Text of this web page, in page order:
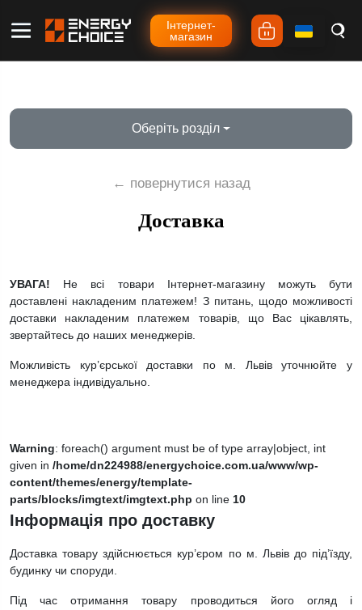
Iнтернет-
магазин
Оберіть розділ
← повернутися назад
Доставка
УВАГА! Не всі товари Інтернет-магазину можуть бути
доставлені накладеним платежем! З питань, щодо можливості
доставки накладеним платежем товарів, що Вас цікавлять,
звертайтесь до наших менеджерів.
Можливість кур’єрської доставки по м. Львів уточнюйте у
менеджера індивідуально.
Warning: foreach() argument must be of type array|object, int
given in /home/dn224988/energychoice.com.ua/www/wp-
content/themes/energy/template-
parts/blocks/imgtext/imgtext.php on line 10
Інформація про доставку
Доставка товару здійснюється кур’єром по м. Львів до під’їзду,
будинку чи споруди.
Під час отримання товару проводиться його огляд і